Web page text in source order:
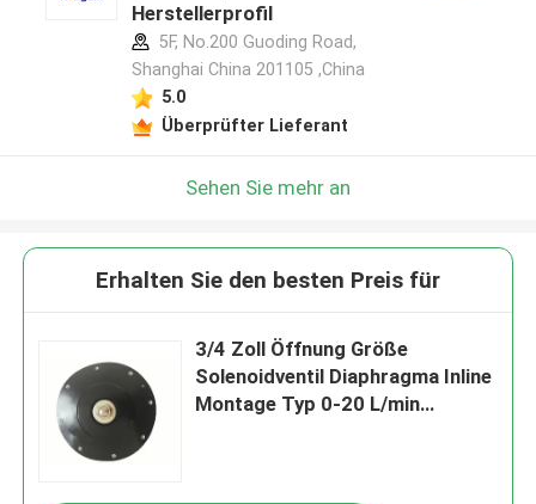
Herstellerprofil
5F, No.200 Guoding Road,
Shanghai China 201105 ,China
5.0
Überprüfter Lieferant
Sehen Sie mehr an
Erhalten Sie den besten Preis für
3/4 Zoll Öffnung Größe
Solenoidventil Diaphragma Inline
Montage Typ 0-20 L/min